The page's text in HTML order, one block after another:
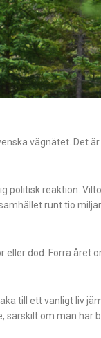
vägnätet. Det
politisk reaktion.
runt tio
eller död. Förra året
till ett vanligt liv
om man har